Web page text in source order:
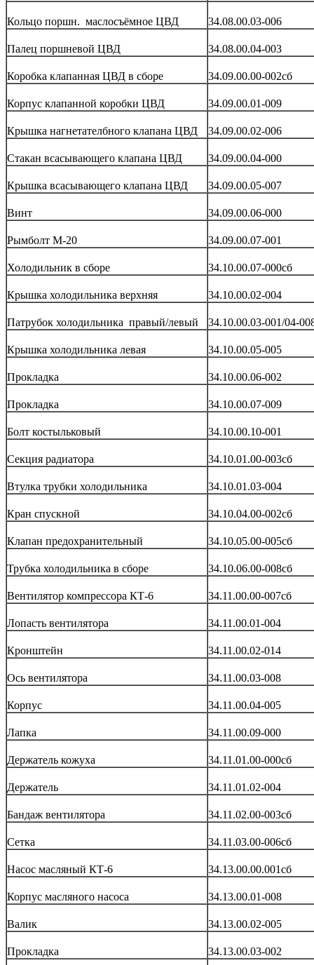
Кольцо поршн. маслосъёмное ЦВД 34.08.00.03-006
Палец поршневой ЦВД 34.08.00.04-003
Коробка клапанная ЦВД в сборе 34.09.00.00-002сб
Корпус клапанной коробки ЦВД 34.09.00.01-009
Крышка нагнетателбного клапана ЦВД 34.09.00.02-006
Стакан всасывающего клапана ЦВД 34.09.00.04-000
Крышка всасывающего клапана ЦВД 34.09.00.05-007
Винт 34.09.00.06-000
Рымболт М-20 34.09.00.07-001
Холодильник в сборе 34.10.00.07-000сб
Крышка холодильника верхняя 34.10.00.02-004
Патрубок холодильника правый/левый 34.10.00.03-001/04-
Крышка холодильника левая 34.10.00.05-005
Прокладка 34.10.00.06-002
Прокладка 34.10.00.07-009
Болт костыльковый 34.10.00.10-001
Секция радиатора 34.10.01.00-003сб
Втулка трубки холодильника 34.10.01.03-004
Кран спускной 34.10.04.00-002сб
Клапан предохранительный 34.10.05.00-005сб
Трубка холодильника в сборе 34.10.06.00-008сб
Вентилятор компрессора КТ-6 34.11.00.00-007сб
Лопасть вентилятора 34.11.00.01-004
Кронштейн 34.11.00.02-014
Ось вентилятора 34.11.00.03-008
Корпус 34.11.00.04-005
Лапка 34.11.00.09-000
Держатель кожуха 34.11.01.00-000сб
Держатель 34.11.01.02-004
Бандаж вентилятора 34.11.02.00-003сб
Сетка 34.11.03.00-006сб
Насос масляный КТ-6 34.13.00.00.001сб
Корпус масляного насоса 34.13.00.01-008
Валик 34.13.00.02-005
Прокладка 34.13.00.03-002